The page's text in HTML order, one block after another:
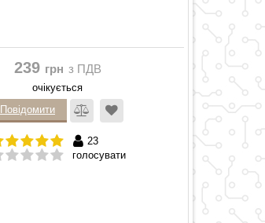
239 грн з ПДВ
очікується
Повідомити
23
голосувати